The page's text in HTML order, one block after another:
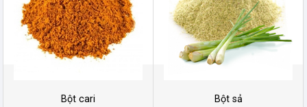
Bột cari Bột sả